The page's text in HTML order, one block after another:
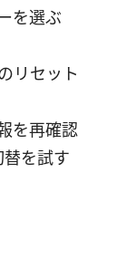
を選ぶ
リセット
を再確認
を試す